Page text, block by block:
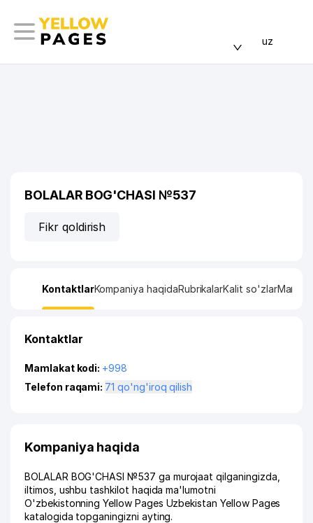
uz
BOLALAR BOG'CHASI №537
Fikr qoldirish
KontaktlarKompaniya haqidaRubrikalarKalit so'zlarManzil
Kontaktlar
Mamlakat kodi: +998
Telefon raqami:
71 qo'ng'iroq qilish
Kompaniya haqida
BOLALAR BOG'CHASI №537 ga murojaat qilganingizda,
iltimos, ushbu tashkilot haqida ma'lumotni
O'zbekistonning Yellow Pages Uzbekistan Yellow Pages
katalogida topganingizni ayting.